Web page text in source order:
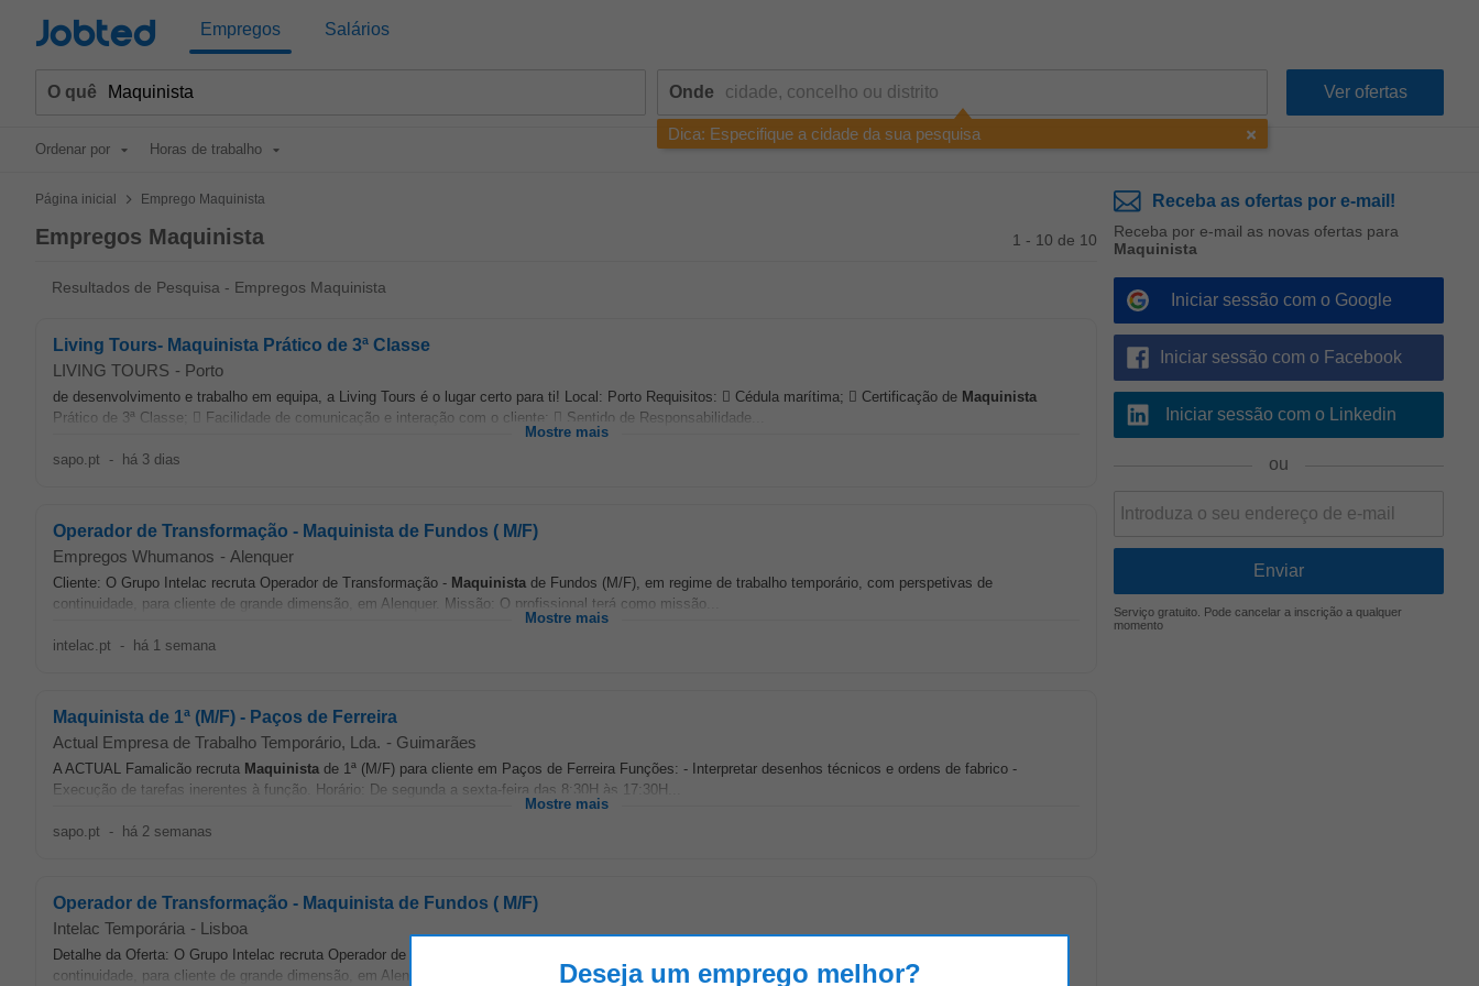
Jobted Empregos Salários
O quê Onde
Dica: Especifique a cidade da sua pesquisa
Ordenar por Horas de trabalho
Página inicial > Emprego Maquinista
Empregos Maquinista 1 - 10 de 10
Resultados de Pesquisa - Empregos Maquinista
Living Tours- Maquinista Prático de 3ª Classe
LIVING TOURS - Porto
de desenvolvimento e trabalho em equipa, a Living Tours é o lugar certo para ti! Local: Porto Requisitos:  Cédula marítima;  Certificação de Maquinista
Prático de 3ª Classe;  Facilidade de comunicação e interação com o cliente;  Sentido de Responsabilidade...
Mostre mais
sapo.pt - há 3 dias
Operador de Transformação - Maquinista de Fundos ( M/F)
Empregos Whumanos - Alenquer
Cliente: O Grupo Intelac recruta Operador de Transformação - Maquinista de Fundos (M/F), em regime de trabalho temporário, com perspetivas de
continuidade, para cliente de grande dimensão, em Alenquer. Missão: O profissional terá como missão...
Mostre mais
intelac.pt - há 1 semana
Maquinista de 1ª (M/F) - Paços de Ferreira
Actual Empresa de Trabalho Temporário, Lda. - Guimarães
A ACTUAL Famalicão recruta Maquinista de 1ª (M/F) para cliente em Paços de Ferreira Funções: - Interpretar desenhos técnicos e ordens de fabrico -
Execução de tarefas inerentes à função. Horário: De segunda a sexta-feira das 8:30H às 17:30H...
Mostre mais
sapo.pt - há 2 semanas
Operador de Transformação - Maquinista de Fundos ( M/F)
Intelac Temporária - Lisboa
Detalhe da Oferta: O Grupo Intelac recruta Operador de Transformação -
continuidade, para cliente de grande dimensão, em Alenquer. Missão: O profissional...
Receba as ofertas por e-mail!
Receba por e-mail as novas ofertas para
Maquinista
Iniciar sessão com o Google
Iniciar sessão com o Facebook
Iniciar sessão com o Linkedin
ou
Serviço gratuito. Pode cancelar a inscrição a qualquer
momento
Deseja um emprego melhor?